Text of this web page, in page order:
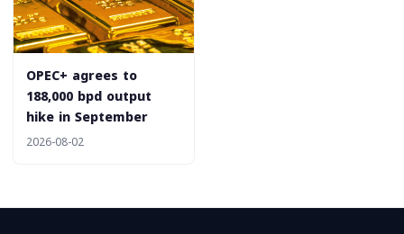
‎OPEC+ agrees to
188,000 bpd output
hike in September
2026-08-02